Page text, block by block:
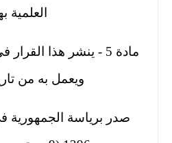
العلمية
مادة 5 - ينشر هذا
ويعمل به من